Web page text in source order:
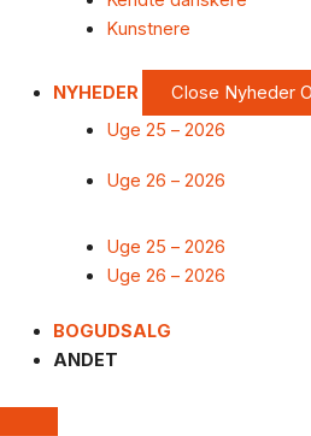
Kunstnere
NYHEDER Close Nyheder
Uge 25 – 2026
Uge 26 – 2026
Uge 25 – 2026
Uge 26 – 2026
BOGUDSALG
ANDET